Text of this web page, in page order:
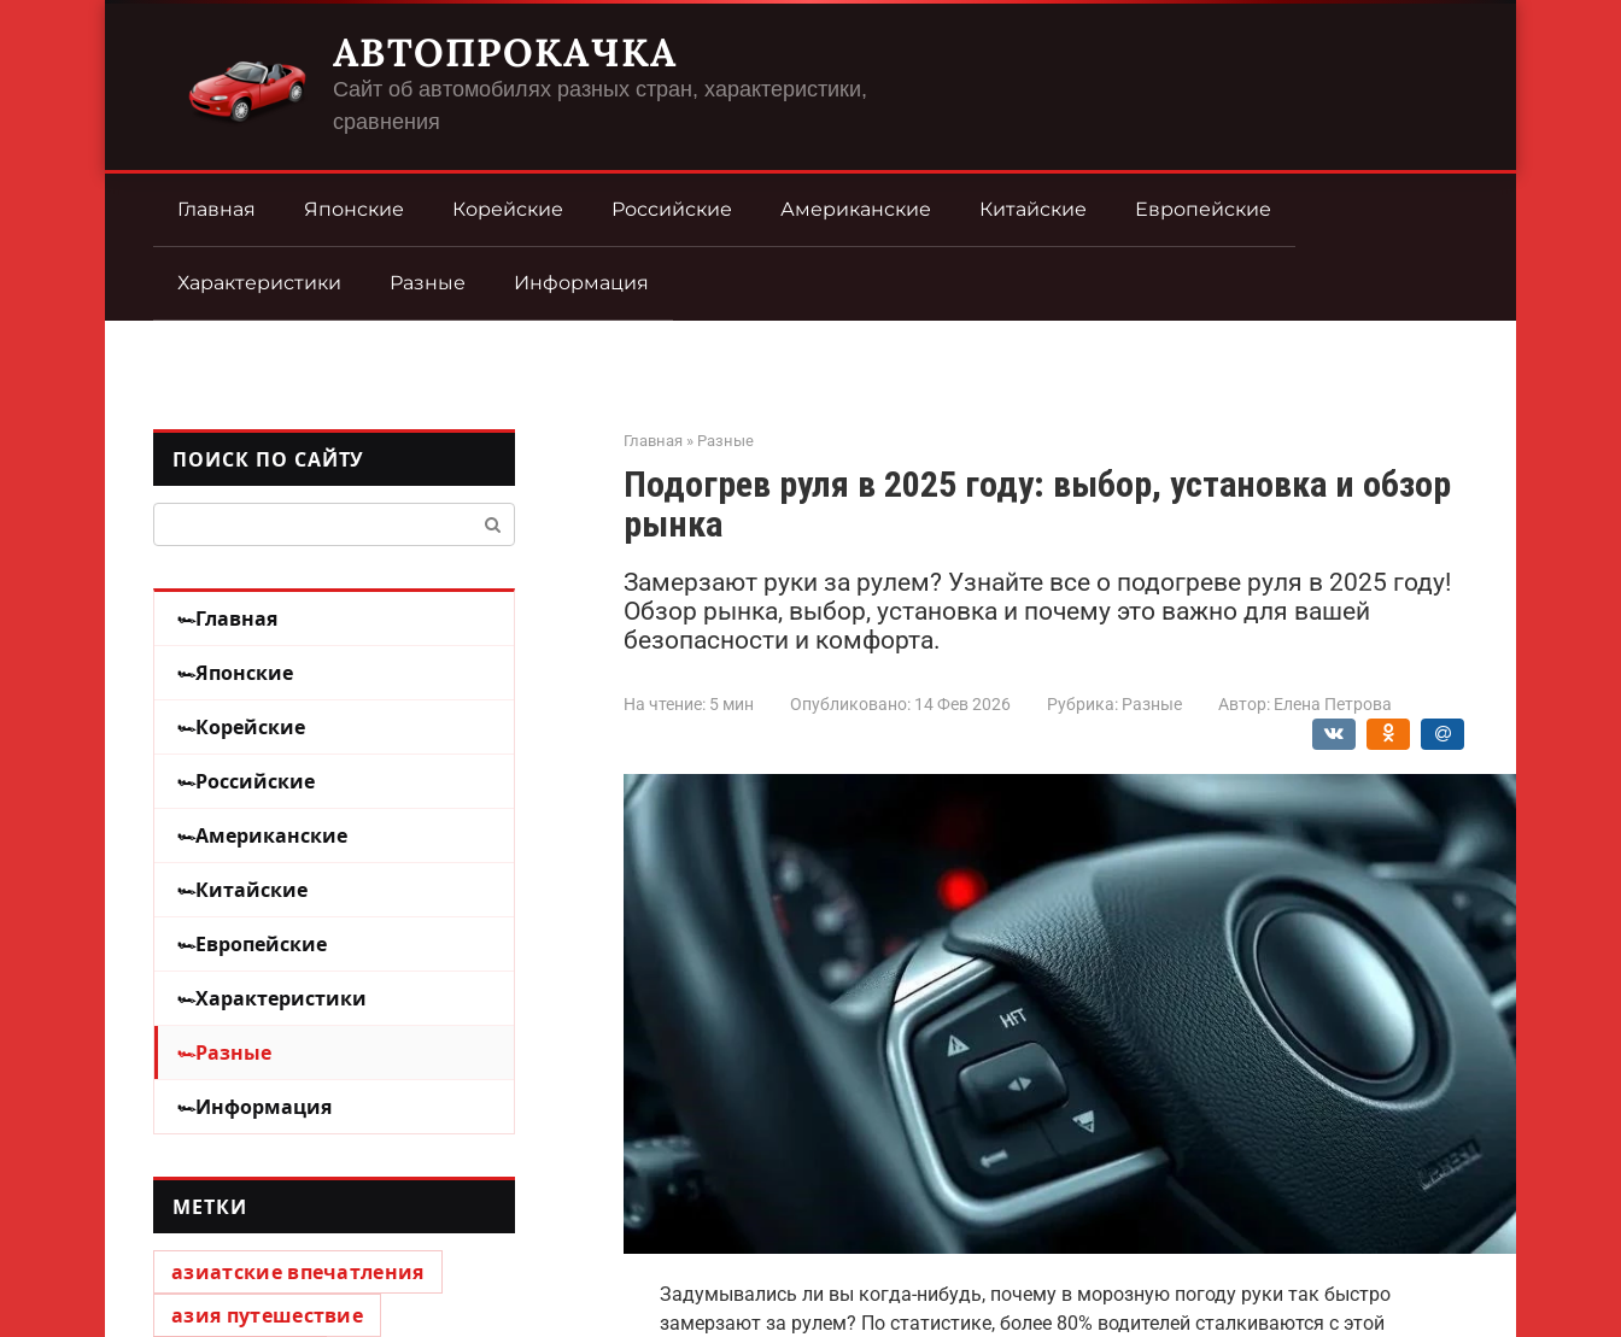
АВТОПРОКАЧКА
Сайт об автомобилях разных стран, характеристики,
сравнения
Главная Японские Корейские Российские Американские Китайские Европейские
Характеристики Разные Информация
Главная » Разные
Подогрев руля в 2025 году: выбор, установка и обзор
рынка
Замерзают руки за рулем? Узнайте все о подогреве руля в 2025 году!
Обзор рынка, выбор, установка и почему это важно для вашей
безопасности и комфорта.
На чтение: 5 мин Опубликовано: 14 Фев 2026 Рубрика: Разные Автор: Елена Петрова
Задумывались ли вы когда-нибудь, почему в морозную погоду руки так быстро
замерзают за рулем? По статистике, более 80% водителей сталкиваются с этой
ПОИСК ПО САЙТУ
Главная
Японские
Корейские
Российские
Американские
Китайские
Европейские
Характеристики
Разные
Информация
МЕТКИ
азиатские впечатления
азия путешествие